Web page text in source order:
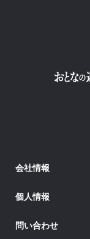
会社情報
個人情報
問い合わせ